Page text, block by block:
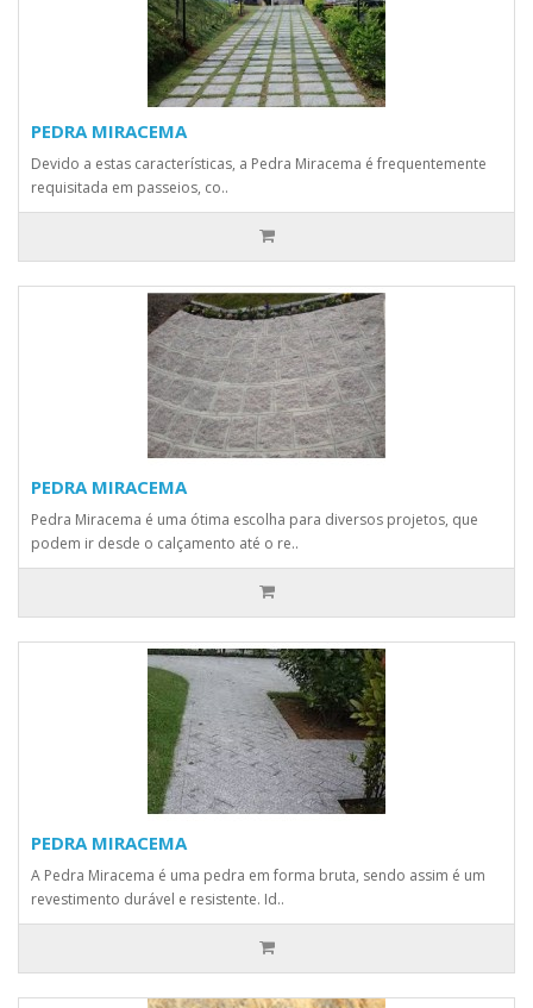
PEDRA MIRACEMA
Devido a estas características, a Pedra Miracema é frequentemente
requisitada em passeios, co..
PEDRA MIRACEMA
Pedra Miracema é uma ótima escolha para diversos projetos, que
podem ir desde o calçamento até o re..
PEDRA MIRACEMA
A Pedra Miracema é uma pedra em forma bruta, sendo assim é um
revestimento durável e resistente. Id..